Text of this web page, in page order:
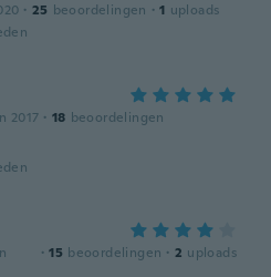
· 25 beoordelingen · 1 uploads
2017 · 18 beoordelingen
· 15 beoordelingen · 2 uploads